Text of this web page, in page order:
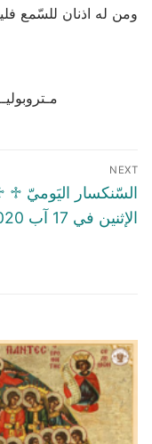
ومن له اذنان للسّمع
NEXT
♱
الإثنين في 17 آب 2020